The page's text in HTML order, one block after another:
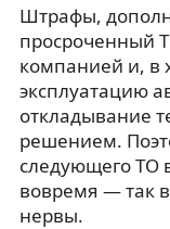
Штрафы,
просроченный
компанией и, в
эксплуатацию
откладывание
решением.
следующего ТО
вовремя — так
нервы.